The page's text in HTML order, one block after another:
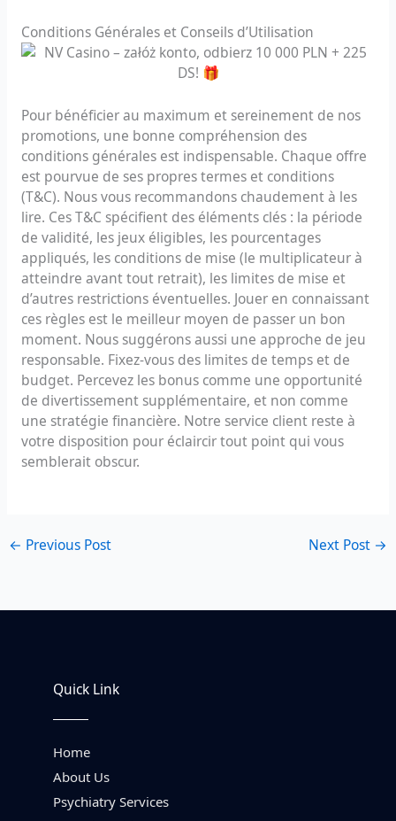
Conditions Générales et Conseils d’Utilisation
Pour bénéficier au maximum et sereinement de nos
promotions, une bonne compréhension des
conditions générales est indispensable. Chaque offre
est pourvue de ses propres termes et conditions
(T&C). Nous vous recommandons chaudement à les
lire. Ces T&C spécifient des éléments clés : la période
de validité, les jeux éligibles, les pourcentages
appliqués, les conditions de mise (le multiplicateur à
atteindre avant tout retrait), les limites de mise et
d’autres restrictions éventuelles. Jouer en connaissant
ces règles est le meilleur moyen de passer un bon
moment. Nous suggérons aussi une approche de jeu
responsable. Fixez-vous des limites de temps et de
budget. Percevez les bonus comme une opportunité
de divertissement supplémentaire, et non comme
une stratégie financière. Notre service client reste à
votre disposition pour éclaircir tout point qui vous
semblerait obscur.
← Previous Post Next Post →
Quick Link
Home
About Us
Psychiatry Services